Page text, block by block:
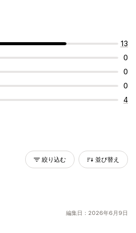
13
0
0
0
4
絞り込む 並び替え
編集日：2026年6月9日